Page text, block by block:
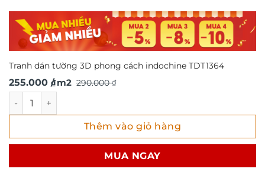
Tranh dán tường 3D phong cách indochine TDT1364
290.000₫
Giá
là:
290.000 ₫.
255.000 ₫
Giá
tại
là:
/ m2
Tranh dán tường 3D phong cách indochine TDT1364 số
Thêm vào giỏ hàng
MUA NGAY